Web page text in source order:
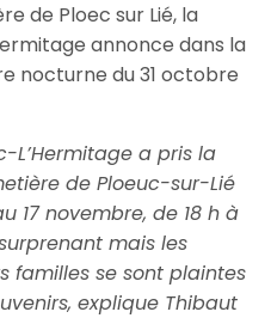
de Ploec sur Lié, la
annonce dans la
nocturne du 31 octobre
a pris la
de Ploeuc-sur-Lié
17 novembre, de 18 h à
mais les
familles se sont plaintes
explique Thibaut